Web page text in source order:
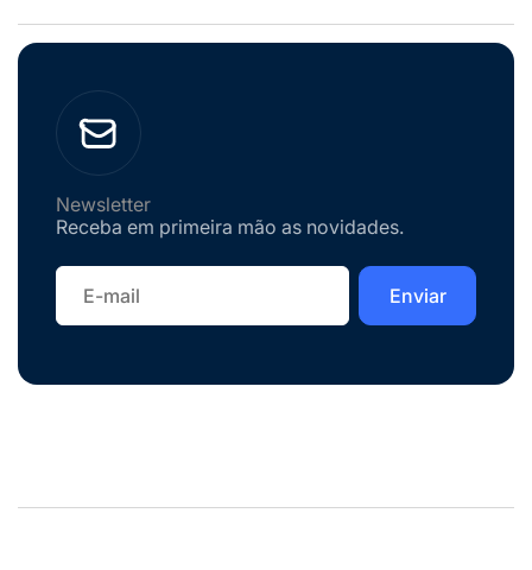
Newsletter
Receba em primeira mão as novidades.